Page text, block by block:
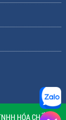
HÓA CHẤT